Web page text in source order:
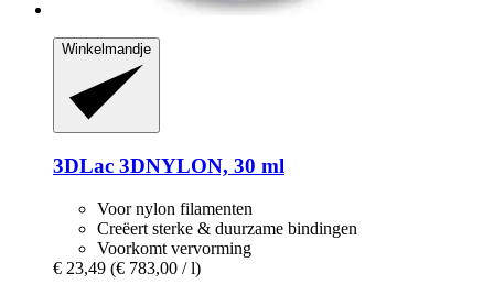
Winkelmandje
3DLac 3DNYLON, 30 ml
Voor nylon filamenten
Creëert sterke & duurzame bindingen
Voorkomt vervorming
€ 23,49 (€ 783,00 / l)